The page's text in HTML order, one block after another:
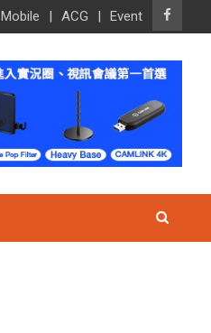
Mobile ACG Event